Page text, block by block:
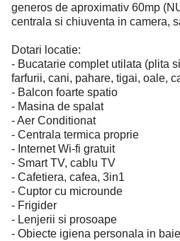
generos de aproximativ 60mp
centrala si chiuventa in camera,
Dotari locatie:
- Bucatarie complet utilata (plita
farfurii, cani, pahare, tigai, oale,
- Balcon foarte spatio
- Masina de spalat
- Aer Conditionat
- Centrala termica proprie
- Internet Wi-fi gratuit
- Smart TV, cablu TV
- Cafetiera, cafea, 3in1
- Cuptor cu microunde
- Frigider
- Lenjerii si prosoape
- Obiecte igiena personala in baie